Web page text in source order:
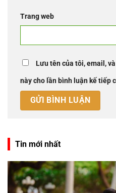
Trang web
Lưu tên của tôi, email,
này cho lần bình luận kế tiếp
Tin mới nhất